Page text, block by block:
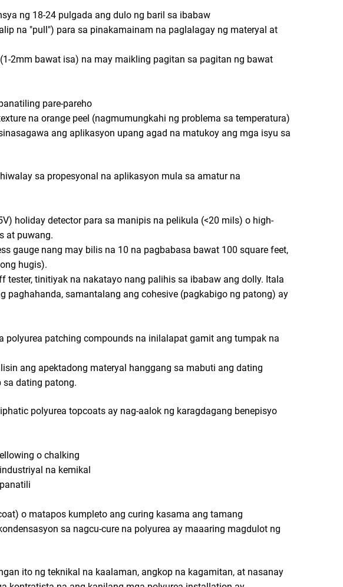
ng 18-24 pulgada ang dulo ng baril sa ibabaw
na "pull") para sa pinakamainam na paglalagay ng materyal at
2mm bawat isa) na may maikling pagitan sa pagitan ng bawat
pare-pareho
na orange peel (nagmumungkahi ng problema sa temperatura)
ang aplikasyon upang agad na matukoy ang mga isyu sa
sa propesyonal na aplikasyon mula sa amatur na
holiday detector para sa manipis na pelikula (<20 mils) o high-
at puwang.
gauge nang may bilis na 10 na pagbabasa bawat 100 square feet,
hugis).
tinitiyak na nakatayo nang palihis sa ibabaw ang dolly. Itala
samantalang ang cohesive (pagkabigo ng patong) ay
polyurea patching compounds na inilalapat gamit ang tumpak na
ang apektadong materyal hanggang sa mabuti ang dating
sa dating patong.
polyurea topcoats ay nag-aalok ng karagdagang benepisyo
o chalking
na kemikal
o matapos kumpleto ang curing kasama ang tamang
sa nagcu-cure na polyurea ay maaaring magdulot ng
ito ng teknikal na kaalaman, angkop na kagamitan, at nasanay